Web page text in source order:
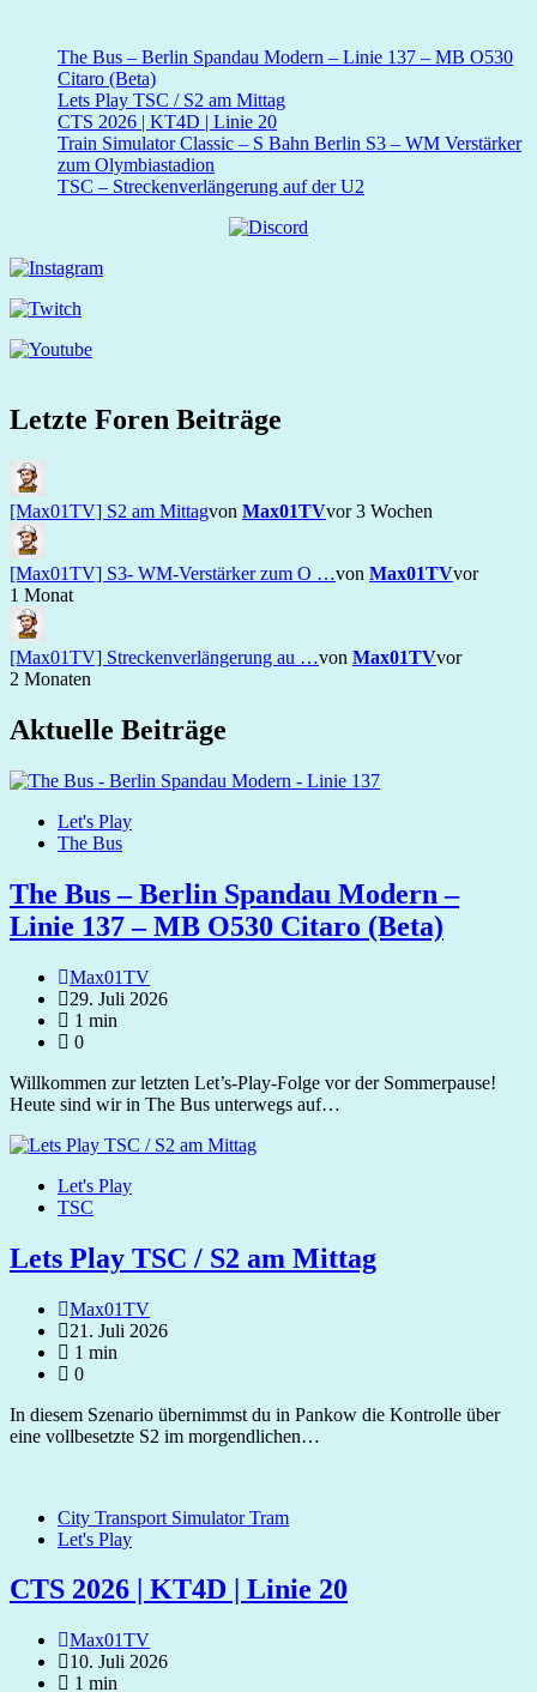
The Bus – Berlin Spandau Modern – Linie 137 – MB O530
Citaro (Beta)
Lets Play TSC / S2 am Mittag
CTS 2026 | KT4D | Linie 20
Train Simulator Classic – S Bahn Berlin S3 – WM Verstärker
zum Olymbiastadion
TSC – Streckenverlängerung auf der U2
Letzte Foren Beiträge
[Max01TV] S2 am Mittagvon Max01TVvor 3 Wochen
[Max01TV] S3- WM-Verstärker zum O …von Max01TVvor
1 Monat
[Max01TV] Streckenverlängerung au …von Max01TVvor
2 Monaten
Aktuelle Beiträge
Let's Play
The Bus
The Bus – Berlin Spandau Modern –
Linie 137 – MB O530 Citaro (Beta)
Max01TV
29. Juli 2026
1 min
0
Willkommen zur letzten Let’s‑Play‑Folge vor der Sommerpause!
Heute sind wir in The Bus unterwegs auf…
Let's Play
TSC
Lets Play TSC / S2 am Mittag
Max01TV
21. Juli 2026
1 min
0
In diesem Szenario übernimmst du in Pankow die Kontrolle über
eine vollbesetzte S2 im morgendlichen…
City Transport Simulator Tram
Let's Play
CTS 2026 | KT4D | Linie 20
Max01TV
10. Juli 2026
1 min